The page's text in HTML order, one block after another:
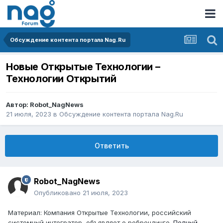
Обсуждение контента портала Nag.Ru
Новые Открытые Технологии –
Технологии Открытий
Автор: Robot_NagNews
21 июля, 2023 в Обсуждение контента портала Nag.Ru
Ответить
Robot_NagNews
Опубликовано 21 июля, 2023
Материал: Компания Открытые Технологии, российский